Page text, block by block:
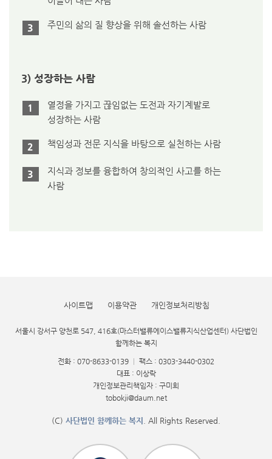
3 주민의 삶의 질 향상을 위해 솔선하는 사람
3) 성장하는 사람
1
열정을 가지고 끊임없는 도전과 자기계발로
성장하는 사람
2 책임성과 전문 지식을 바탕으로 실천하는 사람
3
지식과 정보를 융합하여 창의적인 사고를 하는
사람
사이트맵 이용약관 개인정보처리방침
서울시 강서구 양천로 547, 416호(마스터밸류에이스밸류지식산업센터) 사단법인
함께하는 복지
전화 : 070-8633-0139
팩스 : 0303-3440-0302
대표 : 이상락
개인정보관리책임자 : 구미희
tobokji@daum.net
(C) 사단법인 함께하는 복지 . All Rights Reserved.